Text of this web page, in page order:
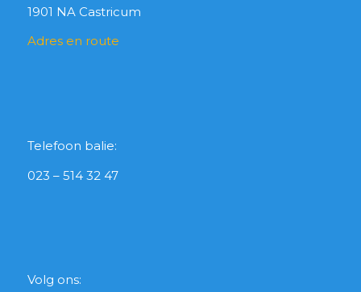
1901 NA Castricum
Adres en route
Telefoon balie:
023 – 514 32 47
Volg ons: